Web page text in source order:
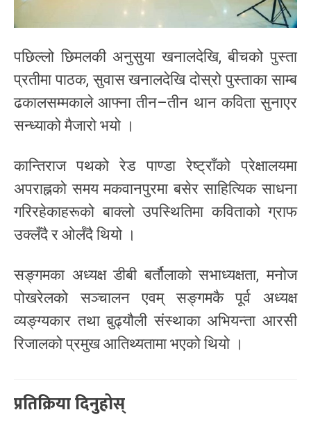
पछिल्लो छिमलकी अनुसुया खनालदेखि, बीचको पुस्ता
प्रतीमा पाठक, सुवास खनालदेखि दोस्रो पुस्ताका साम्ब
ढकालसम्मकाले आफ्ना तीन–तीन थान कविता सुनाएर
सन्ध्याको मैजारो भयो ।
कान्तिराज पथको रेड पाण्डा रेष्ट्राँको प्रेक्षालयमा
अपराह्नको समय मकवानपुरमा बसेर साहित्यिक साधना
गरिरहेकाहरूको बाक्लो उपस्थितिमा कविताको ग्राफ
उक्लँदै र ओर्लँदै थियो ।
सङ्गमका अध्यक्ष डीबी बर्तौलाको सभाध्यक्षता, मनोज
पोखरेलको सञ्चालन एवम् सङ्गमकै पूर्व अध्यक्ष
व्यङ्ग्यकार तथा बुढ्यौली संस्थाका अभियन्ता आरसी
रिजालको प्रमुख आतिथ्यतामा भएको थियो ।
प्रतिक्रिया दिनुहोस्